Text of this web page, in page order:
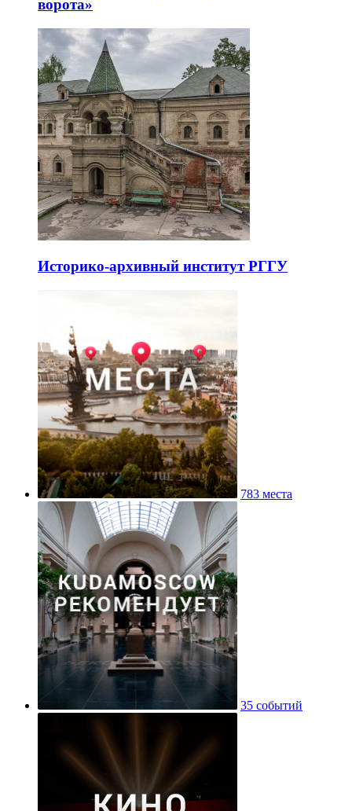
ворота»
Историко-архивный институт РГГУ
783 места
35 событий